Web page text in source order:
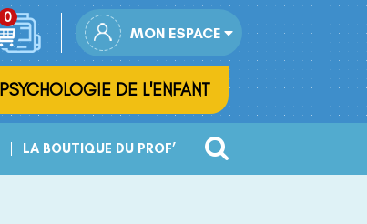
MON ESPACE
PSYCHOLOGIE DE L'ENFANT
LA BOUTIQUE DU PROF’